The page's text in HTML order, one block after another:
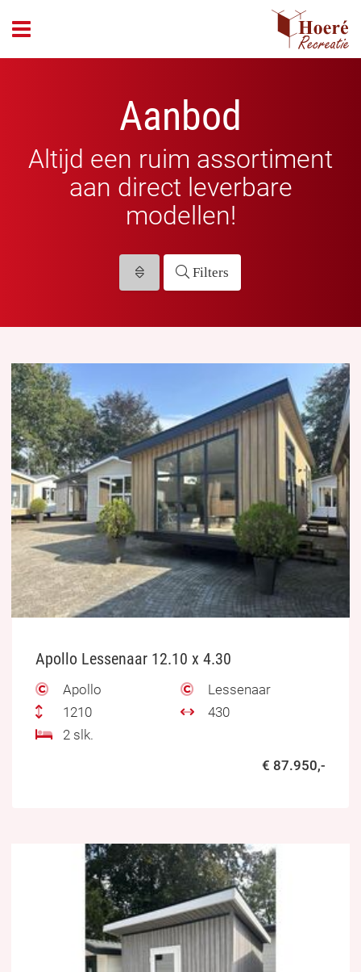
Aanbod
Altijd een ruim assortiment
aan direct leverbare
modellen!
Filters
Apollo Lessenaar 12.10 x 4.30
Apollo
Lessenaar
1210
430
2 slk.
€ 87.950,-
header_open_menu